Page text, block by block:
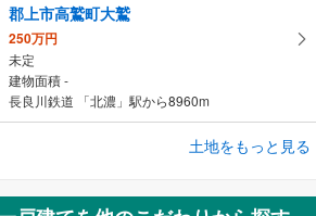
郡上市高鷲町大鷲
250万円
未定
建物面積 -
長良川鉄道 「北濃」駅から8960m
180万円
土地をもっと見る